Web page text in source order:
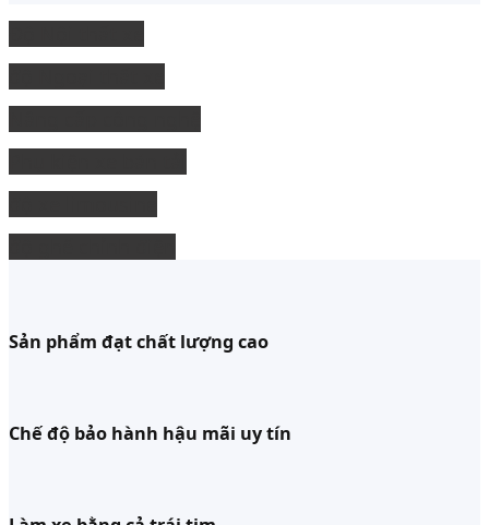
Sản phẩm đạt chất lượng cao
Chế độ bảo hành hậu mãi uy tín